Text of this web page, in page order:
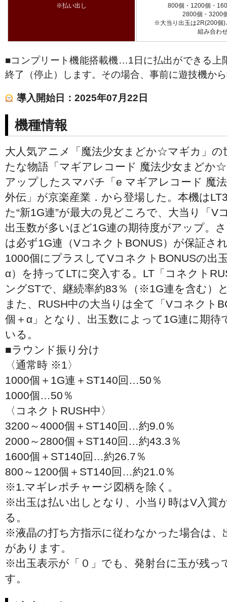
※払い出し
800個・1200個・
2800個・3200
※大当り出玉は2R(200個
組み合わ
■コンプリート機能搭載機…1日に払出ができる上
終了（停止）します。その場合、事前に遊技機か
導入開始日：2025年07月22日
機種情報
大人気アニメ「魔法少女まどか☆マギカ」の
たな物語「マギアレコード 魔法少女まどか
アップしたスマパチ「e マギアレコード 魔
外伝」が京楽産業．から登場した。本機は
た“新1G連”が最大の見どころで、大当り「V
出玉数が多いほど1G連の期待度がアップ。
は必ず1G連（VコネクトBONUS）が保証さ
1000個にプラスしてVコネクトBONUSの出
α）を持ってLTに突入する。LT「コネクト
ングSTで、継続率約83％（※1G連を含む）
また、RUSH中の大当りは全て「Vコネクト
個＋α」となり、出玉数によって1G連に期待
いる。
■ラウンド振り分け
〈通常時 ※1〉
1000個＋1G連＋ST140回…50％
1000個…50％
〈コネクトRUSH中〉
3200～4000個＋ST140回…約9.0％
2000～2800個＋ST140回…約43.3％
1600個＋ST140回…約26.7％
800～1200個＋ST140回…約21.0％
※1.マギレポチャージ図柄を除く。
※出玉は払い出しとなり、小当り時はV入賞
る。
※液晶の打ち方指示に従わなかった場合は、
があります。
※出玉表示が「０」でも、発射台に玉が残っ
す。